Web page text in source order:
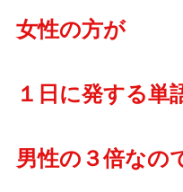
女性の方が
１日に発する単
男性の３倍なの